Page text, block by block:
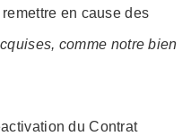
en cause des
comme notre bien
du Contrat